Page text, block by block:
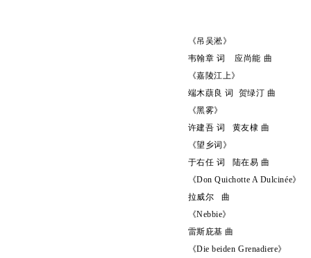
《吊吴淞》
韦翰章 词 应尚能 曲
《嘉陵江上》
端木蕻良 词 贺绿汀 曲
《黑雾》
许建吾 词 黄友棣 曲
《望乡词》
于右任 词 陆在易 曲
《Don Quichotte A Dulcinée》
拉威尔 曲
《Nebbie》
雷斯庇基 曲
《Die beiden Grenadiere》